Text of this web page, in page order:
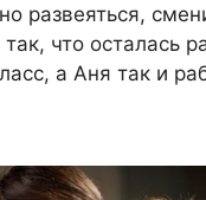
развеяться,
что осталась
а Аня так и